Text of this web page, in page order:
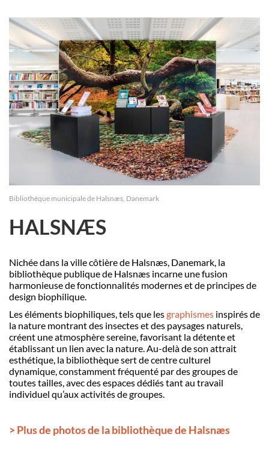
Bibliothèque municipale de Halsnæs, Danemark
HALSNÆS
Nichée dans la ville côtière de Halsnæs, Danemark, la
bibliothèque publique de Halsnæs incarne une fusion
harmonieuse de fonctionnalités modernes et de principes de
design biophilique.
Les éléments biophiliques, tels que lesgraphismes inspirés de
la nature montrant des insectes et des paysages naturels,
créent une atmosphère sereine, favorisant la détente et
établissant un lien avec la nature. Au-delà de son attrait
esthétique, la bibliothèque sert de centre culturel
dynamique, constamment fréquenté par des groupes de
toutes tailles, avec des espaces dédiés tant au travail
individuel qu’aux activités de groupes.
> Plus de photos de la bibliothèque de Halsnæs